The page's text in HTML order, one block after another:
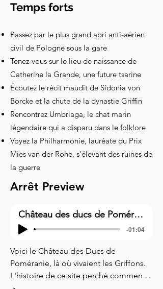
Temps forts
Passez par le plus grand abri anti-aérien
civil de Pologne sous la gare
Tenez-vous sur le lieu de naissance de
Catherine la Grande, une future tsarine
Écoutez le récit maudit de Sidonia von
Borcke et la chute de la dynastie Griffin
Rencontrez Umbriaga, le chat marin
légendaire qui a disparu dans le folklore
Voyez la Philharmonie, lauréate du Prix
Mies van der Rohe, s'élevant des ruines de
la guerre
Arrêt Preview
Château des ducs de Poméranie
-01:04
Voici le Château des Ducs de
Poméranie, là où vivaient les Griffons.
L'histoire de ce site perché commence